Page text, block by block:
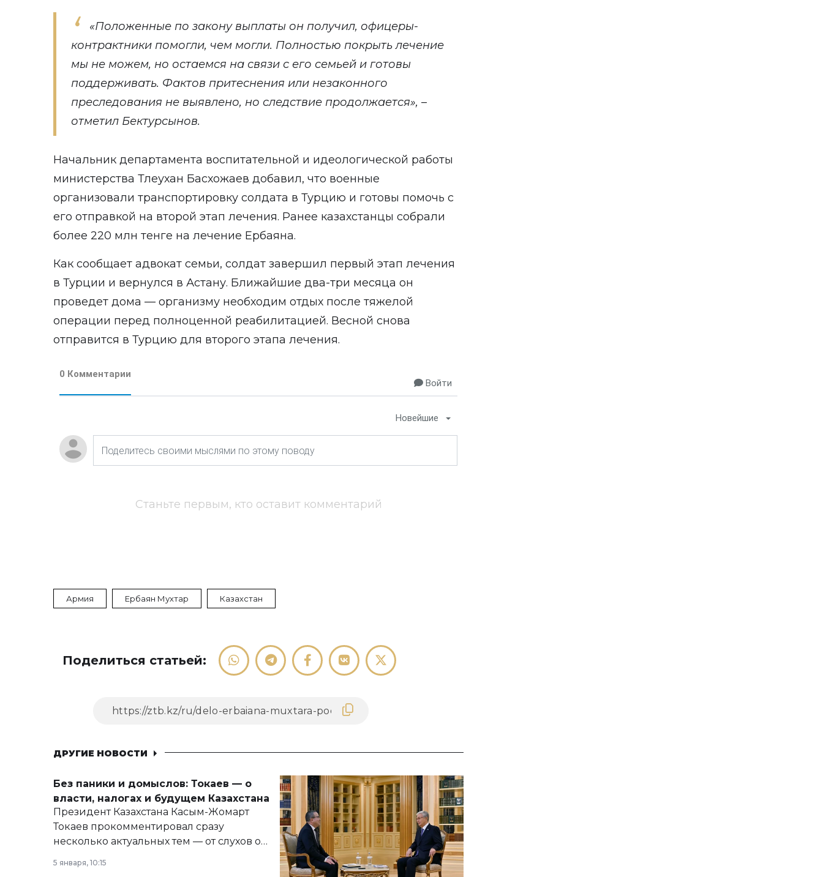
«Положенные по закону выплаты он получил, офицеры-
контрактники помогли, чем могли. Полностью покрыть лечение
мы не можем, но остаемся на связи с его семьей и готовы
поддерживать. Фактов притеснения или незаконного
преследования не выявлено, но следствие продолжается», –
отметил Бектурсынов.
Начальник департамента воспитательной и идеологической работы
министерства Тлеухан Басхожаев добавил, что военные
организовали транспортировку солдата в Турцию и готовы помочь с
его отправкой на второй этап лечения. Ранее казахстанцы собрали
более 220 млн тенге на лечение Ербаяна.
Как сообщает адвокат семьи, солдат завершил первый этап лечения
в Турции и вернулся в Астану. Ближайшие два-три месяца он
проведет дома — организму необходим отдых после тяжелой
операции перед полноценной реабилитацией. Весной снова
отправится в Турцию для второго этапа лечения.
0 Комментарии
Войти
Новейшие
Станьте первым, кто оставит комментарий
Армия Ербаян Мухтар Казахстан
Поделиться статьей:
ДРУГИЕ НОВОСТИ
Без паники и домыслов: Токаев — о
власти, налогах и будущем Казахстана
Президент Казахстана Касым-Жомарт
Токаев прокомментировал сразу
несколько актуальных тем — от слухов о
армии, экономики и личного здоровья.
5 января, 10:15